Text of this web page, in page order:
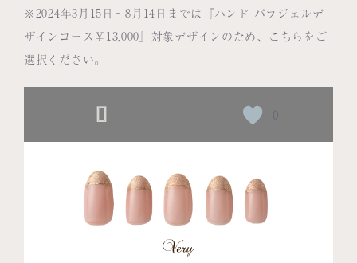
※2024年3月15日～8月14日までは『ハンド パラジェルデ
ザインコース￥13,000』対象デザインのため、こちらをご
選択ください。